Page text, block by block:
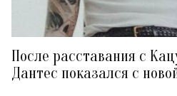
После расставания с
Дантес показался с